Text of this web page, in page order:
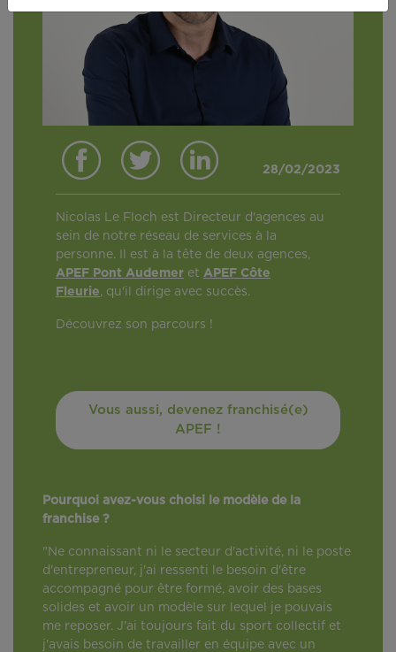
28/02/2023
Nicolas Le Floch est Directeur d'agences au
sein de notre réseau de services à la
personne. Il est à la tête de deux agences,
APEF Pont Audemer et APEF Côte
Fleurie, qu'il dirige avec succès.
Découvrez son parcours !
Vous aussi, devenez franchisé(e)
APEF !
Pourquoi avez-vous choisi le modèle de la
franchise ?
"Ne connaissant ni le secteur d'activité, ni le poste
d'entrepreneur, j'ai ressenti le besoin d'être
accompagné pour être formé, avoir des bases
solides et avoir un modèle sur lequel je pouvais
me reposer. J'ai toujours fait du sport collectif et
j'avais besoin de travailler en équipe avec un